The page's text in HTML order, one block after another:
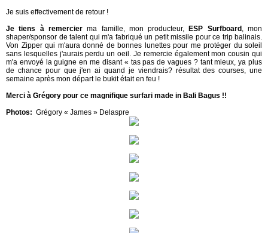
Je suis effectivement de retour !
Je tiens à remercierma famille, mon producteur, ESP Surfboard , mon
shaper/sponsor de talent qui m'a fabriqué un petit missile pour ce trip balinais.
Von Zipper qui m'aura donné de bonnes lunettes pour me protéger du soleil
sans lesquelles j'aurais perdu un oeil. Je remercie également mon cousin qui
m'a envoyé la guigne en me disant « tas pas de vagues ? tant mieux, ya plus
de chance pour que j'en ai quand je viendrais? résultat des courses, une
semaine après mon départ le bukit était en feu !
Merci à Grégory pour ce magnifique surfari made in Bali Bagus !!
Photos: Grégory « James » Delaspre